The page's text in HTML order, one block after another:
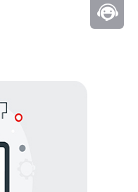
租用并如何配